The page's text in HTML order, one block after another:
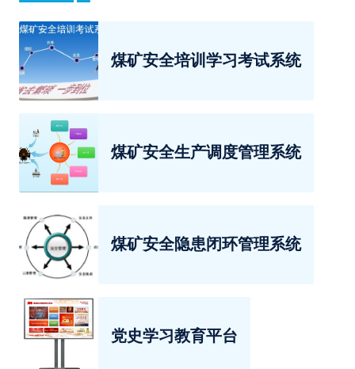
煤矿安全培训学习考试系统
煤矿安全生产调度管理系统
煤矿安全隐患闭环管理系统
党史学习教育平台